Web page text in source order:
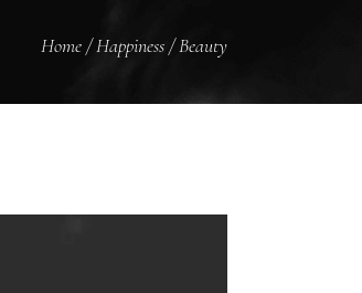
Home/Happiness/Beauty